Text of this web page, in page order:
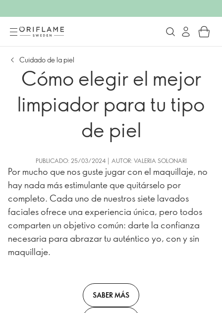
Cuidado de la piel
Cómo elegir el mejor
limpiador para tu tipo
de piel
PUBLICADO: 25/03/2024 | AUTOR: VALERIA SOLONARI
Por mucho que nos guste jugar con el maquillaje, no
hay nada más estimulante que quitárselo por
completo. Cada uno de nuestros siete lavados
faciales ofrece una experiencia única, pero todos
comparten un objetivo común: darte la confianza
necesaria para abrazar tu auténtico yo, con y sin
maquillaje.
SABER MÁS